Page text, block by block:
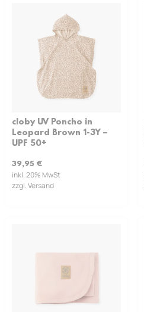
cloby UV Poncho in
Leopard Brown 1-3Y –
UPF 50+
39,95 €
inkl. 20% MwSt
zzgl. Versand